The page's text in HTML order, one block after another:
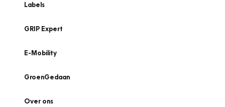
Labels
GRIP Expert
E-Mobility
GroenGedaan
Over ons